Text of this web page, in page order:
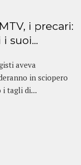
i precari:
suoi...
aveva
in sciopero
i tagli di...